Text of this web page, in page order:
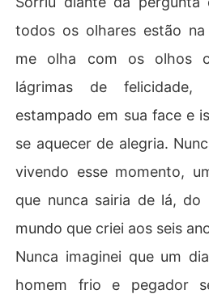
Ele é agora o CEO das
e ela é sua secretaria. Ele
todos os olhares estão
me olha com os olhos
lágrimas de
estampado em sua face e
se aquecer de alegria.
vivendo esse momento,
que nunca sairia de lá, do
mundo que criei aos seis
Nunca imaginei que um
homem frio e pegador